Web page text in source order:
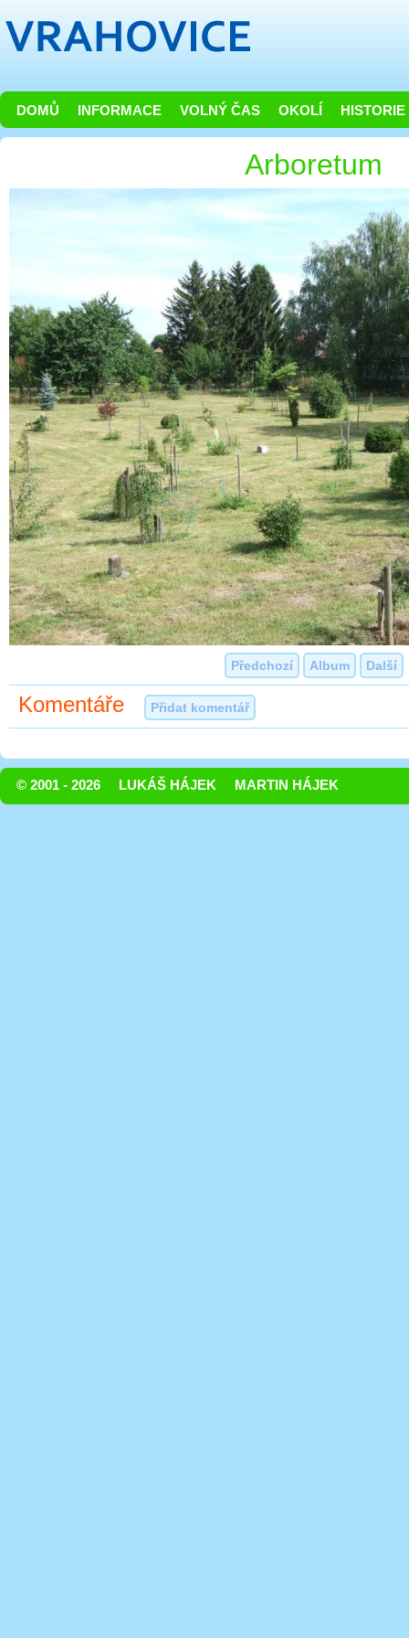
DOMŮ INFORMACE VOLNÝ ČAS OKOLÍ HISTORIE
Arboretum
Předchozí Album Další
Komentáře Přidat komentář
© 2001 - 2026 LUKÁŠ HÁJEK MARTIN HÁJEK